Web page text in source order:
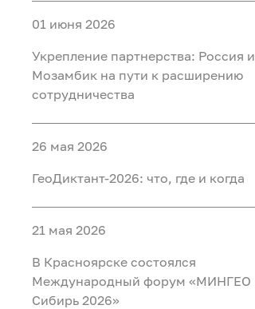
01 июня 2026
Укрепление партнерства: Россия и
Мозамбик на пути к расширению
сотрудничества
26 мая 2026
ГеоДиктант-2026: что, где и когда
21 мая 2026
В Красноярске состоялся
Международный форум «МИНГЕО
Сибирь 2026»